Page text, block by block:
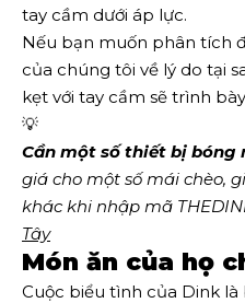
tay cầm dưới áp lực.
Nếu bạn muốn phân tích
của chúng tôi về lý do tại
kẹt với tay cầm sẽ trình
💡
Cần một số thiết bị bóng
giá cho một số mái chèo,
khác khi nhập mã
Tây
Món ăn của họ
Cuộc biểu tình của Dink